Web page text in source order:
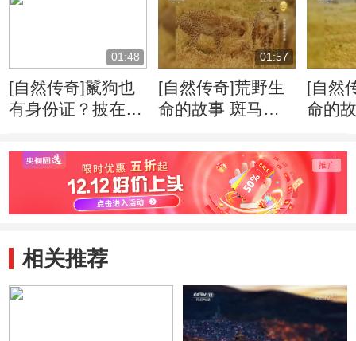
01:48
[自然传奇]鬣狗也
有身份证？披在身
01:57
[自然传奇]荒野生
命的故事 斑马牛
动物带来一场盛宴
[自然
命的
千里
相关推荐